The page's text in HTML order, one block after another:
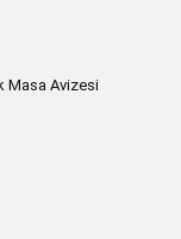
Masa Avizesi